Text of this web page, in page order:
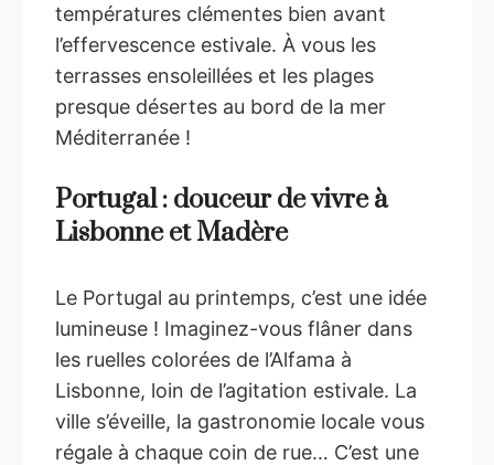
températures clémentes bien avant
l’effervescence estivale. À vous les
terrasses ensoleillées et les plages
presque désertes au bord de la mer
Méditerranée !
Portugal : douceur de vivre à
Lisbonne et Madère
Le Portugal au printemps, c’est une idée
lumineuse ! Imaginez-vous flâner dans
les ruelles colorées de l’Alfama à
Lisbonne, loin de l’agitation estivale. La
ville s’éveille, la gastronomie locale vous
régale à chaque coin de rue… C’est une